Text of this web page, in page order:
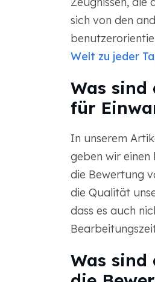
sich von den
Welt zu jeder
Was
für
In unserem
geben wir
die Bewertung
die Qualität
dass es auch
Was sind